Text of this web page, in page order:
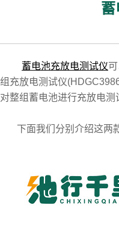
蓄
蓄电池充放电测试仪
组充放电测试仪
对整组蓄电池进行充放电测
下面我们分别介绍这两